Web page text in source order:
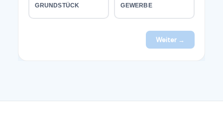
GRUNDSTÜCK GEWERBE
Weiter →